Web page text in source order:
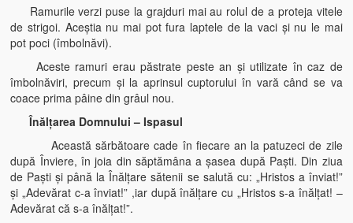
Ramurile verzi puse la grajduri mai au rolul de a proteja vitele
de strigoi. Aceştia nu mai pot fura laptele de la vaci şi nu le mai
pot poci (îmbolnăvi).
Aceste ramuri erau păstrate peste an şi utilizate în caz de
îmbolnăviri, precum şi la aprinsul cuptorului în vară când se va
coace prima pâine din grâul nou.
Înălţarea Domnului – Ispasul
Această sărbătoare cade în fiecare an la patuzeci de zile
după Înviere, în joia din săptămâna a şasea după Paşti. Din ziua
de Paşti şi până la Înălţare sătenii se salută cu: „Hristos a înviat!”
şi „Adevărat c-a înviat!” ,iar după înălţare cu „Hristos s-a înălţat! –
Adevărat că s-a înălţat!”.